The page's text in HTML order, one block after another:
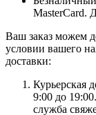
MasterCard.
Ваш заказ можем
условии вашего
доставки:
Курьерская
9:00 до
служба